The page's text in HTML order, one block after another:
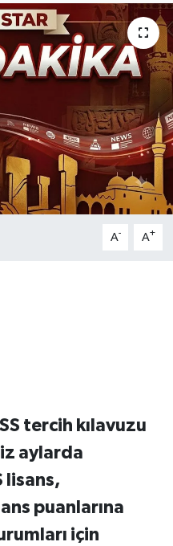
A- A+
tercih kılavuzu
aylarda
lisans,
puanlarına
için